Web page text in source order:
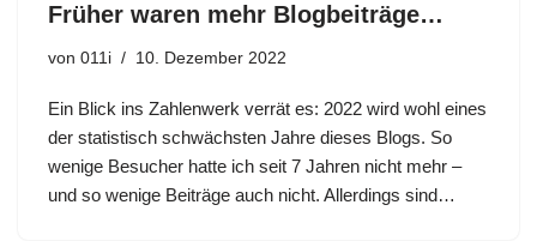
Früher waren mehr Blogbeiträge…
von 011i 10. Dezember 2022
Ein Blick ins Zahlenwerk verrät es: 2022 wird wohl eines
der statistisch schwächsten Jahre dieses Blogs. So
wenige Besucher hatte ich seit 7 Jahren nicht mehr –
und so wenige Beiträge auch nicht. Allerdings sind…